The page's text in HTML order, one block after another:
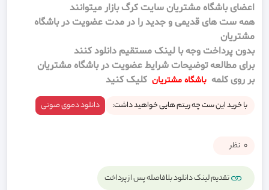
اعضای باشگاه مشتریان سایت کرگ بازار میتوانند
همه ست های قدیمی و جدید را در مدت عضویت در باشگاه
مشتریان
بدون پرداخت وجه با لینک مستقیم دانلود کنند
برای مطالعه توضیحات شرایط عضویت در باشگاه مشتریان
بر روی کلمه باشگاه مشتریان کلیک کنید
با خرید این ست چه ریتم هایی خواهید داشت: دانلود دموی صوتی
0 نظر
تقدیم لینک دانلود بلافاصله پس از پرداخت